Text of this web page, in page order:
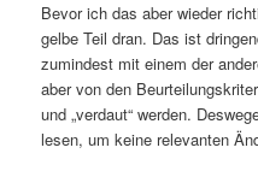
Bevor ich das aber wieder
gelbe Teil dran. Das ist
zumindest mit einem der
aber von den
und „verdaut“ werden.
lesen, um keine relevanten